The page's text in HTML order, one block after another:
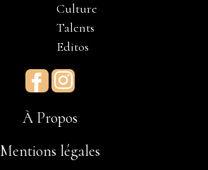
Culture
Talents
Editos
Facebook
À Propos
Mentions légales